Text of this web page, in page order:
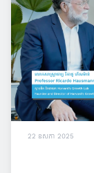
22 ឧសភា 2025